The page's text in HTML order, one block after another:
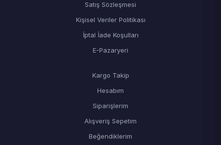
Satış Sözleşmesi
Kişisel Veriler Politikası
İptal İade Koşulları
E-Pazaryeri
Kargo Takip
Hesabım
Siparişlerim
Alışveriş Sepetim
Beğendiklerim